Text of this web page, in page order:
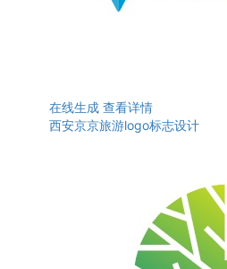
在线生成 查看详情
西安京京旅游logo标志设计